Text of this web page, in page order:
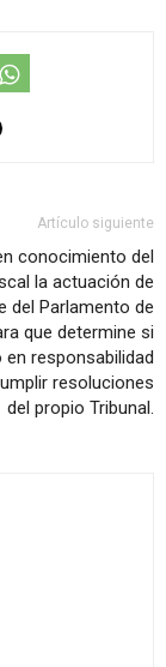
Artículo siguiente
conocimiento del
la actuación de
del Parlamento de
que determine si
en responsabilidad
resoluciones
del propio Tribunal.